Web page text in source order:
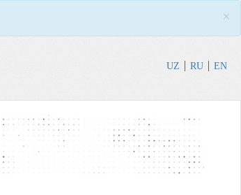
×
UZ RU EN